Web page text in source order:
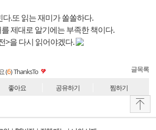
.또 읽는 재미가 쏠쏠하다.
제대로 알기에는 부족한 책이다.
>을 다시 읽어야겠다.
(6)ThanksTo 글목록
좋아요 공유하기 찜하기